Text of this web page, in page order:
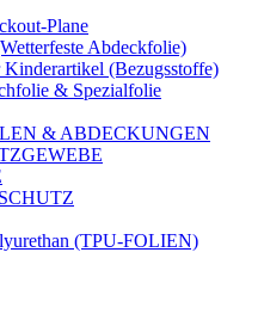
Plane
Abdeckfolie)
(Bezugsstoffe)
& Spezialfolie
& ABDECKUNGEN
(TPU-FOLIEN)